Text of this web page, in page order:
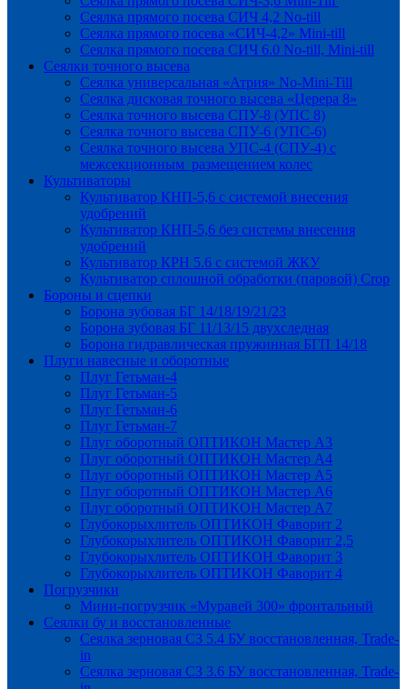
Сеялка прямого посева СИЧ 4,2 No-till
Сеялка прямого посева «СИЧ-4,2» Mini-till
Сеялка прямого посева СИЧ 6.0 No-till, Mini-till
Сеялки точного высева
Сеялка универсальная «Атрия» No-Mini-Till
Сеялка дисковая точного высева «Церера 8»
Сеялка точного высева СПУ-8 (УПС 8)
Сеялка точного высева СПУ-6 (УПС-6)
Сеялка точного высева УПС-4 (СПУ-4) с
межсекционным размещением колес
Культиваторы
Культиватор КНП-5,6 с системой внесения
удобрений
Культиватор КНП-5,6 без системы внесения
удобрений
Культиватор КРН 5.6 с системой ЖКУ
Культиватор сплошной обработки (паровой) Crop
Бороны и сцепки
Борона зубовая БГ 14/18/19/21/23
Борона зубовая БГ 11/13/15 двухследная
Борона гидравлическая пружинная БГП 14/18
Плуги навесные и оборотные
Плуг Гетьман-4
Плуг Гетьман-5
Плуг Гетьман-6
Плуг Гетьман-7
Плуг оборотный ОПТИКОН Мастер А3
Плуг оборотный ОПТИКОН Мастер А4
Плуг оборотный ОПТИКОН Мастер А5
Плуг оборотный ОПТИКОН Мастер А6
Плуг оборотный ОПТИКОН Мастер А7
Глубокорыхлитель ОПТИКОН Фаворит 2
Глубокорыхлитель ОПТИКОН Фаворит 2,5
Глубокорыхлитель ОПТИКОН Фаворит 3
Глубокорыхлитель ОПТИКОН Фаворит 4
Погрузчики
Мини-погрузчик «Муравей 300» фронтальный
Сеялки бу и восстановленные
Сеялка зерновая СЗ 5.4 БУ восстановленная, Trade-
in
Сеялка зерновая СЗ 3.6 БУ восстановленная, Trade-